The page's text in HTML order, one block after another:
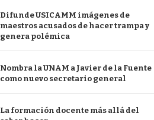
Difunde USICAMM imágenes de
maestros acusados de hacer trampa y
genera polémica
Nombra la UNAM a Javier de la Fuente
como nuevo secretario general
La formación docente más allá del